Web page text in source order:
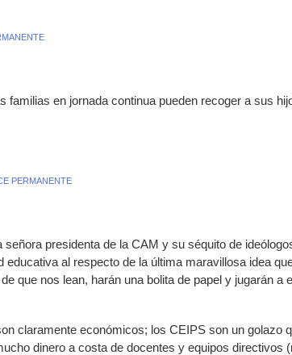
en jornada continua pueden recoger a sus
PERMANENTE
presidenta de la CAM y su séquito de
al respecto de la última maravillosa idea
que nos lean, harán una bolita de papel y jugarán a
claramente económicos; los CEIPS son un golazo
dinero a costa de docentes y equipos directivos